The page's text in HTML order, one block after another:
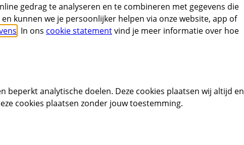
gedrag te analyseren en te combineren met gegevens die
kunnen we je persoonlijker helpen via onze website, app of
. In ons cookie statementvind je meer informatie over hoe
analytische doelen. Deze cookies plaatsen wij altijd en
cookies plaatsen zonder jouw toestemming.